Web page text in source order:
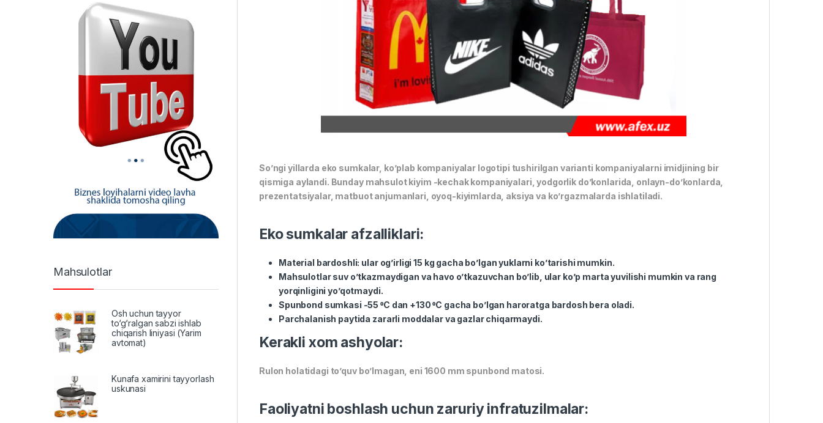
So’ngi yillarda eko sumkalar, ko’plab kompaniyalar logotipi tushirilgan varianti kompaniyalarni imidjining bir
qismiga aylandi. Bunday mahsulot kiyim -kechak kompaniyalari, yodgorlik do’konlarida, onlayn-do’konlarda,
prezentatsiyalar, matbuot anjumanlari, oyoq-kiyimlarda, aksiya va ko’rgazmalarda ishlatiladi.
Eko sumkalar afzalliklari:
Material bardoshli: ular og’irligi 15 kg gacha bo’lgan yuklarni ko’tarishi mumkin.
Mahsulotlar suv o’tkazmaydigan va havo o’tkazuvchan bo’lib, ular ko’p marta yuvilishi mumkin va rang
yorqinligini yo’qotmaydi.
Spunbond sumkasi -55 ⁰C dan +130 ⁰C gacha bo’lgan haroratga bardosh bera oladi.
Parchalanish paytida zararli moddalar va gazlar chiqarmaydi.
Kerakli xom ashyolar:
Rulon holatidagi to’quv bo’lmagan, eni 1600 mm spunbond matosi.
Faoliyatni boshlash uchun zaruriy infratuzilmalar:
Mahsulotlar
Osh uchun tayyor
to‘g‘ralgan sabzi ishlab
chiqarish liniyasi (Yarim
avtomat)
Kunafa xamirini tayyorlash
uskunasi